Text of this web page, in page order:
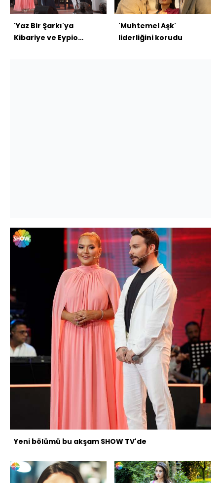
'Yaz Bir Şarkı'ya
Kibariye ve Eypio
'Muhtemel Aşk'
liderliğini korudu
Yeni bölümü bu akşam SHOW TV'de